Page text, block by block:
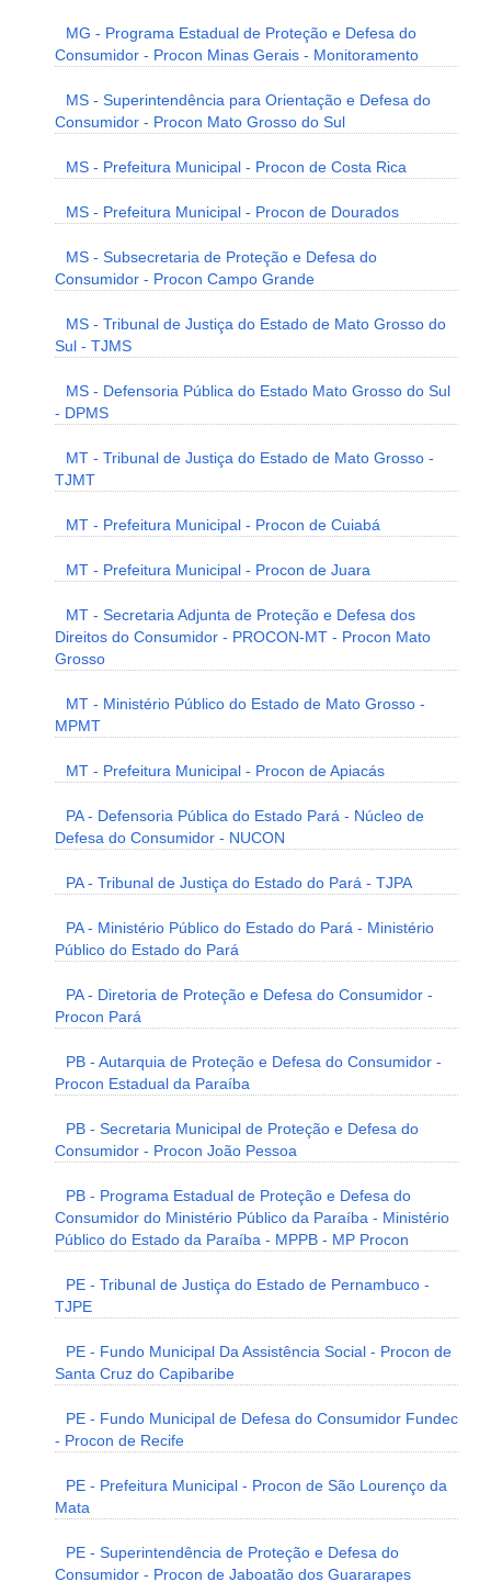
MG - Programa Estadual de Proteção e Defesa do
Consumidor - Procon Minas Gerais - Monitoramento
MS - Superintendência para Orientação e Defesa do
Consumidor - Procon Mato Grosso do Sul
MS - Prefeitura Municipal - Procon de Costa Rica
MS - Prefeitura Municipal - Procon de Dourados
MS - Subsecretaria de Proteção e Defesa do
Consumidor - Procon Campo Grande
MS - Tribunal de Justiça do Estado de Mato Grosso do
Sul - TJMS
MS - Defensoria Pública do Estado Mato Grosso do Sul
- DPMS
MT - Tribunal de Justiça do Estado de Mato Grosso -
TJMT
MT - Prefeitura Municipal - Procon de Cuiabá
MT - Prefeitura Municipal - Procon de Juara
MT - Secretaria Adjunta de Proteção e Defesa dos
Direitos do Consumidor - PROCON-MT - Procon Mato
Grosso
MT - Ministério Público do Estado de Mato Grosso -
MPMT
MT - Prefeitura Municipal - Procon de Apiacás
PA - Defensoria Pública do Estado Pará - Núcleo de
Defesa do Consumidor - NUCON
PA - Tribunal de Justiça do Estado do Pará - TJPA
PA - Ministério Público do Estado do Pará - Ministério
Público do Estado do Pará
PA - Diretoria de Proteção e Defesa do Consumidor -
Procon Pará
PB - Autarquia de Proteção e Defesa do Consumidor -
Procon Estadual da Paraíba
PB - Secretaria Municipal de Proteção e Defesa do
Consumidor - Procon João Pessoa
PB - Programa Estadual de Proteção e Defesa do
Consumidor do Ministério Público da Paraíba - Ministério
Público do Estado da Paraíba - MPPB - MP Procon
PE - Tribunal de Justiça do Estado de Pernambuco -
TJPE
PE - Fundo Municipal Da Assistência Social - Procon de
Santa Cruz do Capibaribe
PE - Fundo Municipal de Defesa do Consumidor Fundec
- Procon de Recife
PE - Prefeitura Municipal - Procon de São Lourenço da
Mata
PE - Superintendência de Proteção e Defesa do
Consumidor - Procon de Jaboatão dos Guararapes